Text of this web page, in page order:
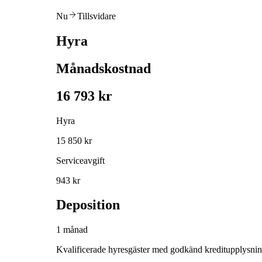
Nu Tillsvidare
Hyra
Månadskostnad
16 793 kr
Hyra
15 850 kr
Serviceavgift
943 kr
Deposition
1 månad
Kvalificerade hyresgäster med godkänd